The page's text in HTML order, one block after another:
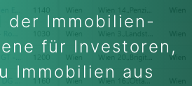
der Immobilien-
für Investoren,
Immobilien aus